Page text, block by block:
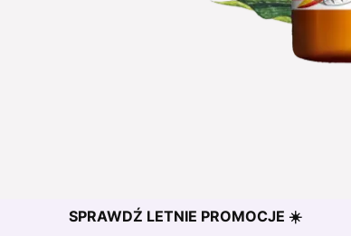
SPRAWDŹ LETNIE PROMOCJE ☀️